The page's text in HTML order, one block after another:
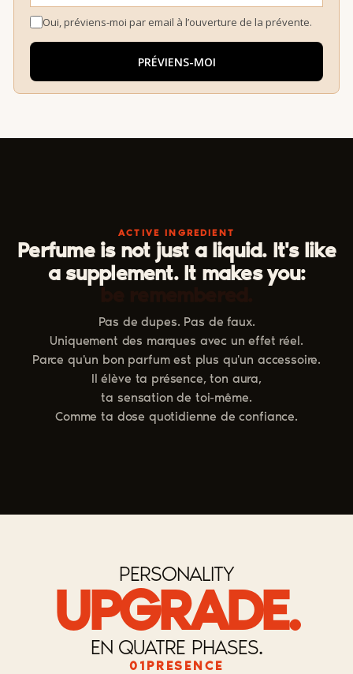
Oui, préviens-moi par email à l’ouverture de la prévente.
PRÉVIENS-MOI
ACTIVE INGREDIENT
Perfume is not just a liquid. It's like
a supplement. It makes you:
Pas de dupes. Pas de faux.
Uniquement des marques avec un effet réel.
Parce qu'un bon parfum est plus qu'un accessoire.
Il élève ta présence, ton aura,
ta sensation de toi-même.
Comme ta dose quotidienne de confiance.
PERSONALITY
UPGRADE.
EN QUATRE PHASES.
01 PRESENCE